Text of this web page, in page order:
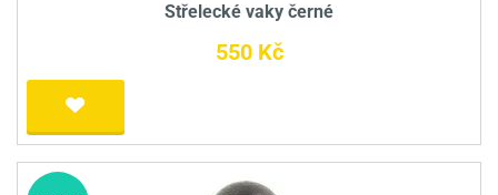
Střelecké vaky černé
550 Kč